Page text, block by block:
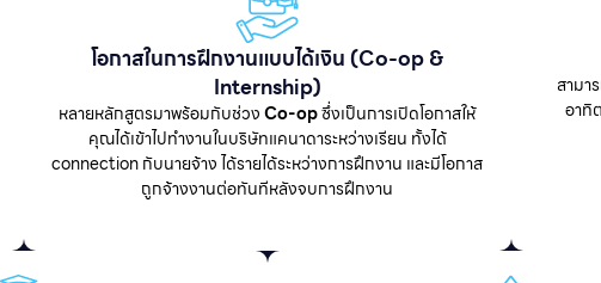
โอกาสในการฝึกงานแบบได้เงิน (Co-op &
Internship)
หลายหลักสูตรมาพร้อมกับช่วงCo-opซึ่งเป็นการเปิดโอกาสให้
คุณได้เข้าไปทำงานในบริษัทแคนาดาระหว่างเรียน ทั้งได้
connection กับนายจ้าง ได้รายได้ระหว่างการฝึกงาน และมีโอกาส
ถูกจ้างงานต่อทันทีหลังจบการฝึกงาน
สามา
อาทิ